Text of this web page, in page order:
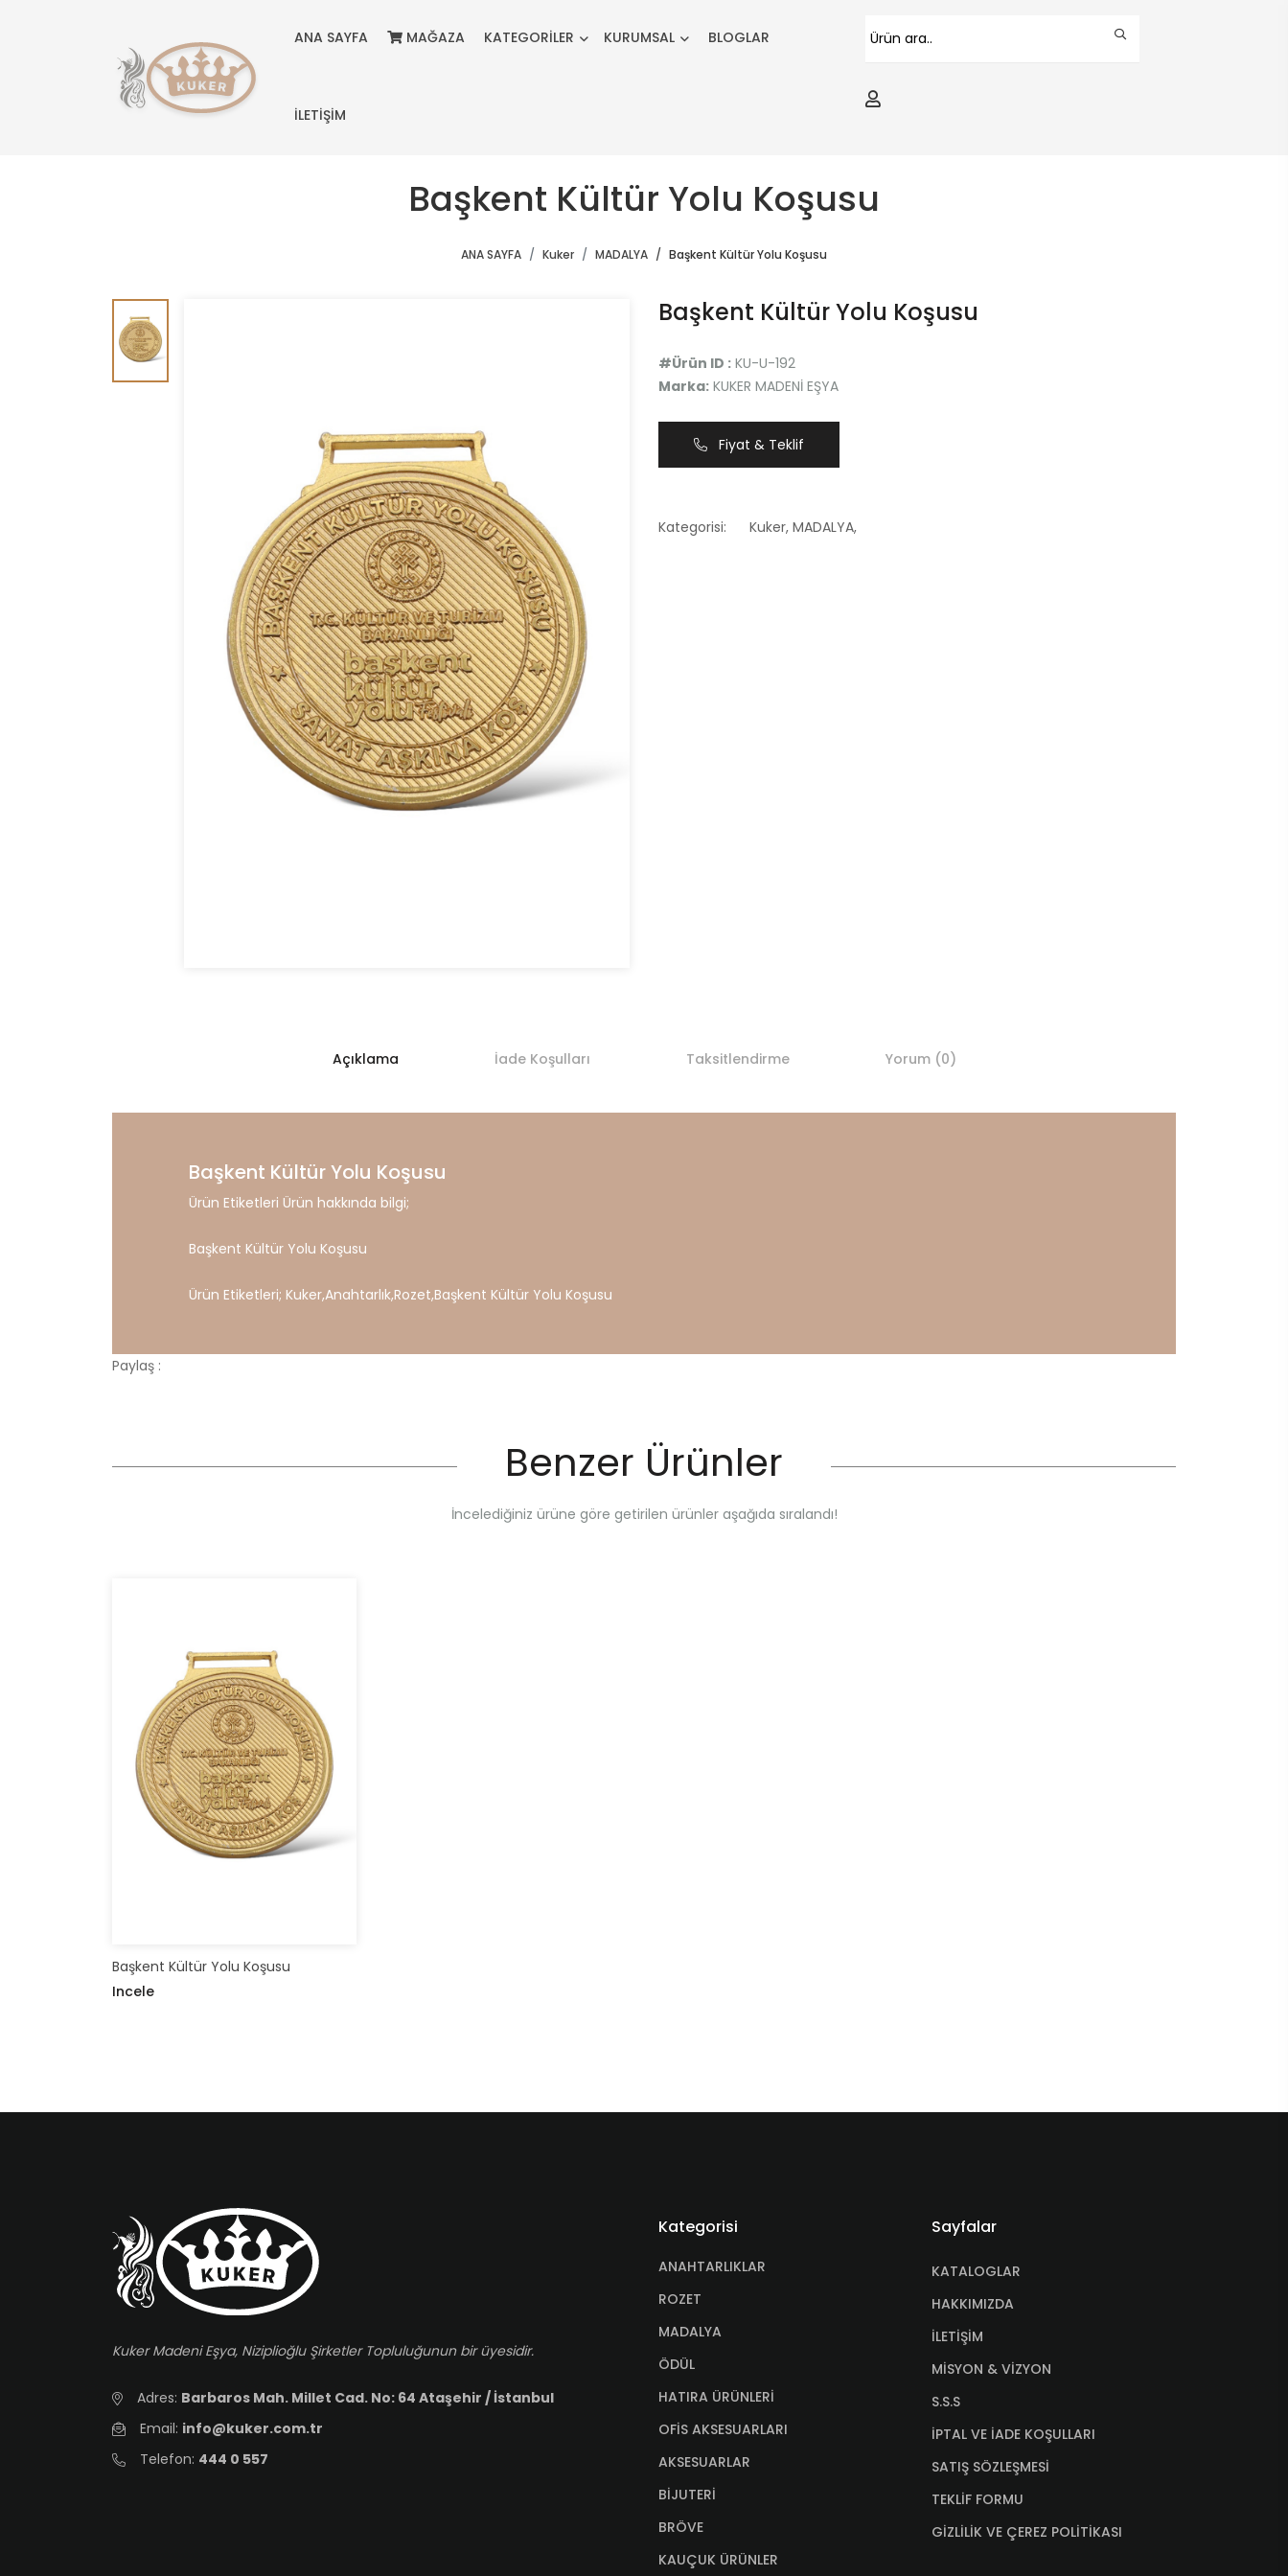
ANA SAYFA MAĞAZA KATEGORİLER KURUMSAL BLOGLAR
İLETİŞİM
Başkent Kültür Yolu Koşusu
ANA SAYFA Kuker MADALYA Başkent Kültür Yolu Koşusu
Başkent Kültür Yolu Koşusu
#Ürün ID : KU-U-192
Marka: KUKER MADENİ EŞYA
Fiyat & Teklif
Kategorisi: Kuker, MADALYA,
Açıklama İade Koşulları Taksitlendirme Yorum (0)
Başkent Kültür Yolu Koşusu
Ürün Etiketleri Ürün hakkında bilgi;
Başkent Kültür Yolu Koşusu
Ürün Etiketleri; Kuker,Anahtarlık,Rozet,Başkent Kültür Yolu Koşusu
Paylaş :
Benzer Ürünler
İncelediğiniz ürüne göre getirilen ürünler aşağıda sıralandı!
Başkent Kültür Yolu Koşusu
Incele
Kuker Madeni Eşya, Niziplioğlu Şirketler Topluluğunun bir üyesidir.
Adres: Barbaros Mah. Millet Cad. No: 64 Ataşehir / İstanbul
Email: info@kuker.com.tr
Telefon: 444 0 557
Kategorisi
ANAHTARLIKLAR
ROZET
MADALYA
ÖDÜL
HATIRA ÜRÜNLERİ
OFİS AKSESUARLARI
AKSESUARLAR
BİJUTERİ
BRÖVE
KAUÇUK ÜRÜNLER
Sayfalar
KATALOGLAR
HAKKIMIZDA
İLETİŞİM
MİSYON & VİZYON
S.S.S
İPTAL VE İADE KOŞULLARI
SATIŞ SÖZLEŞMESİ
TEKLİF FORMU
GİZLİLİK VE ÇEREZ POLİTİKASI